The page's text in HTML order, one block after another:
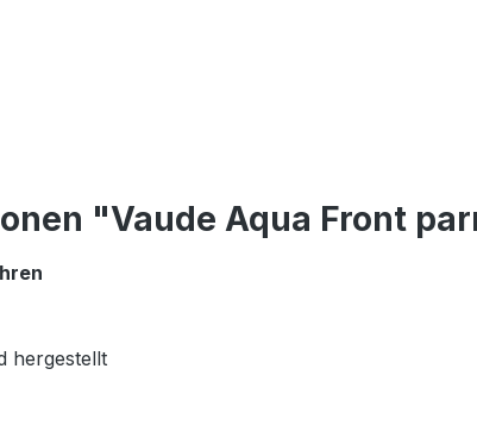
"Vaude Aqua Front
hergestellt